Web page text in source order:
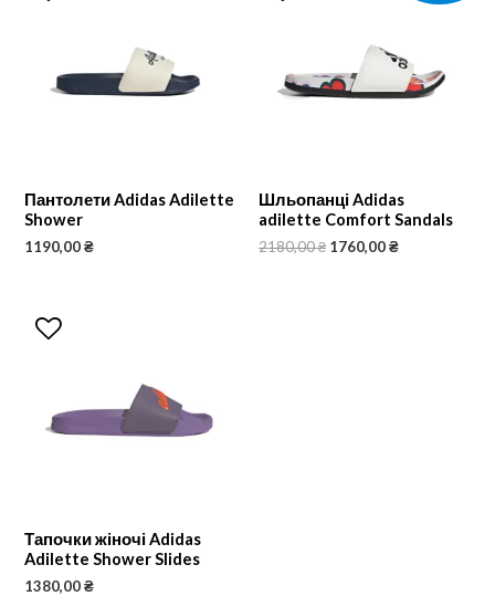
Пантолети Adidas Adilette
Shower
1190,00₴
Шльопанці Adidas
adilette Comfort Sandals
2180,00₴ 1760,00₴
Тапочки жіночі Adidas
Adilette Shower Slides
1380,00₴